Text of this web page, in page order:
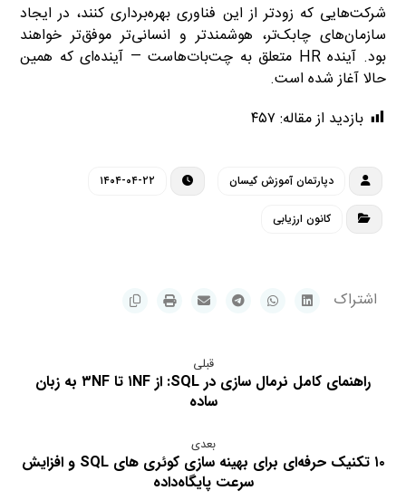
شرکت‌هایی که زودتر از این فناوری بهره‌برداری کنند، در ایجاد
سازمان‌های چابک‌تر، هوشمندتر و انسانی‌تر موفق‌تر خواهند
بود. آینده HR متعلق به چت‌بات‌هاست — آینده‌ای که همین
حالا آغاز شده است.
بازدید از مقاله: ۴۵۷
دپارتمان آموزش کیسان ۱۴۰۴-۰۴-۲۲
کانون ارزیابی
قبلی
راهنمای کامل نرمال سازی در SQL: از ۱NF تا ۳NF به زبان
ساده
بعدی
۱۰ تکنیک حرفه‌ای برای بهینه سازی کوئری های SQL و افزایش
سرعت پایگاه‌داده